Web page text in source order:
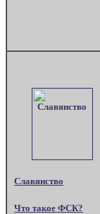
Славянство
Что такое ФСК?